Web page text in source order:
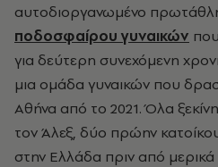
αυτοδιοργανωμένο
ποδοσφαίρου γυναικών
για δεύτερη συνεχόμενη
μια ομάδα γυναικών που
Αθήνα από το 2021. Όλα
τον Άλεξ, δύο πρώην
στην Ελλάδα πριν από